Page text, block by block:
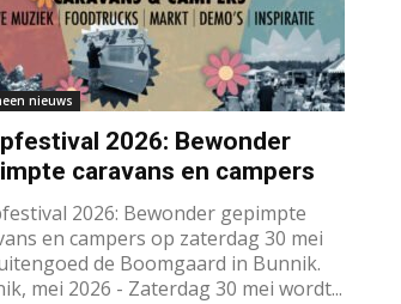
nieuws
2026: Bewonder
caravans en campers
2026: Bewonder gepimpte
en campers op zaterdag 30 mei
de Boomgaard in Bunnik.
mei 2026 - Zaterdag 30 mei wordt...